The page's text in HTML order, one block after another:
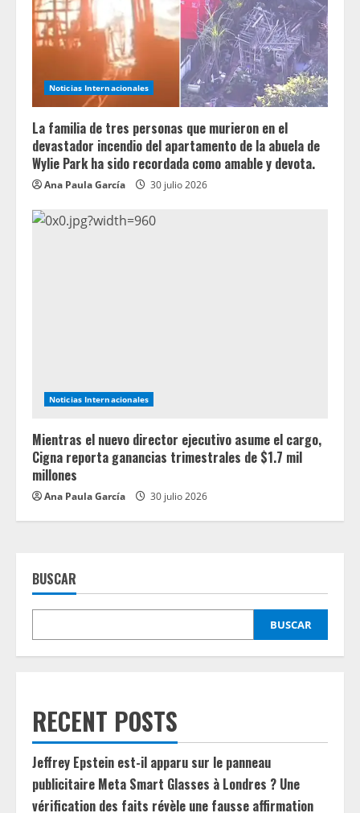
Noticias Internacionales
La familia de tres personas que murieron en el
devastador incendio del apartamento de la abuela de
Wylie Park ha sido recordada como amable y devota.
Ana Paula García 30 julio 2026
Noticias Internacionales
Mientras el nuevo director ejecutivo asume el cargo,
Cigna reporta ganancias trimestrales de $1.7 mil
millones
Ana Paula García 30 julio 2026
BUSCAR
BUSCAR
RECENT POSTS
Jeffrey Epstein est-il apparu sur le panneau
publicitaire Meta Smart Glasses à Londres ? Une
vérification des faits révèle une fausse affirmation